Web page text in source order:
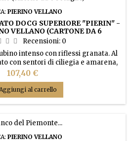
PIERINO VELLANO
DOCG SUPERIORE "PIERIN" -
VELLANO (CARTONE DA 6
BOTTIGLIE)
Recensioni: 0
intenso con riflessi granata. Al
con sentori di ciliegia e amarena,
Gusto corposo, elegante,
con un finale fresco e asciutto.
Prezzo
107,40 €
al carrello
PIERINO VELLANO